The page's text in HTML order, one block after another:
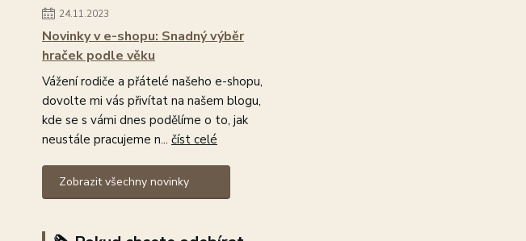
24.11.2023
Novinky v e-shopu: Snadný výběr
hraček podle věku
Vážení rodiče a přátelé našeho e-shopu,
dovolte mi vás přivítat na našem blogu,
kde se s vámi dnes podělíme o to, jak
neustále pracujeme n... číst celé
Zobrazit všechny novinky